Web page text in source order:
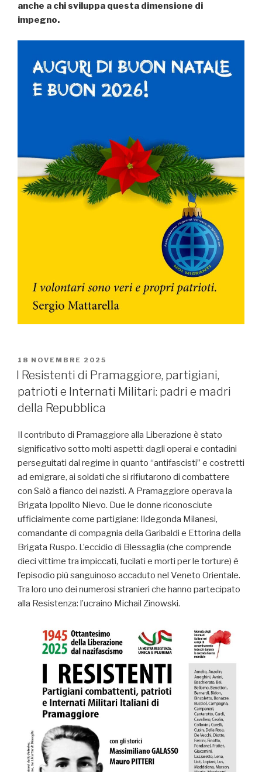
anche a chi sviluppa questa dimensione di
impegno.
PUBBLICATO
IL
18 NOVEMBRE 2025
I Resistenti di Pramaggiore, partigiani,
patrioti e Internati Militari: padri e madri
della Repubblica
Il contributo di Pramaggiore alla Liberazione è stato
significativo sotto molti aspetti: dagli operai e contadini
perseguitati dal regime in quanto “antifascisti” e costretti
ad emigrare, ai soldati che si rifiutarono di combattere
con Salò a fianco dei nazisti. A Pramaggiore operava la
Brigata Ippolito Nievo. Due le donne riconosciute
ufficialmente come partigiane: Ildegonda Milanesi,
comandante di compagnia della Garibaldi e Ettorina della
Brigata Ruspo. L’eccidio di Blessaglia (che comprende
dieci vittime tra impiccati, fucilati e morti per le torture) è
l’episodio più sanguinoso accaduto nel Veneto Orientale.
Tra loro uno dei numerosi stranieri che hanno partecipato
alla Resistenza: l’ucraino Michail Zinowski.